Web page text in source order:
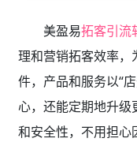
美盈易拓客引流
理和营销拓客效率，
件，产品和服务以“
心，还能定期地升级
和安全性，不用担心